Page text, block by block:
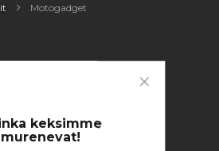
keksimme
murenevat!
Motogadget
2tuotetta